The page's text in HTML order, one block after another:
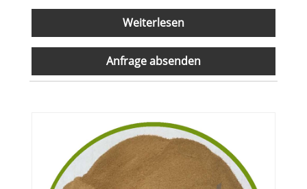
Weiterlesen
Anfrage absenden